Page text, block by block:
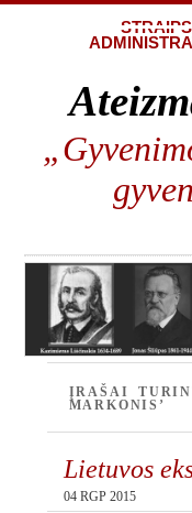
ĮRAŠAI
MARKONIS’
Lietuvos
04 RGP 2015